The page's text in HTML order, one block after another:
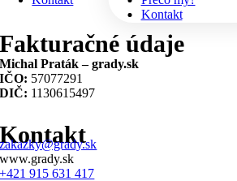
Kontakt
Fakturačné údaje
Michal Praták – grady.sk
IČO: 57077291
DIČ: 1130615497
Kontakt
zakazky@grady.sk
www.grady.sk
+421 915 631 417